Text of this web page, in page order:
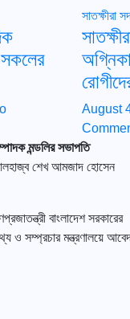
সাতক্ষীরা
August
মন্ডলির সভাপতি
শেখ আমজাদ হোসেন
বাংলাদেশ সরকারের
ও সম্প্রচার মন্ত্রণালয়ে